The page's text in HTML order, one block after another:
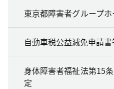
東京都障害者グループ
自動車税公益減免申請
身体障害者福祉法第15
定